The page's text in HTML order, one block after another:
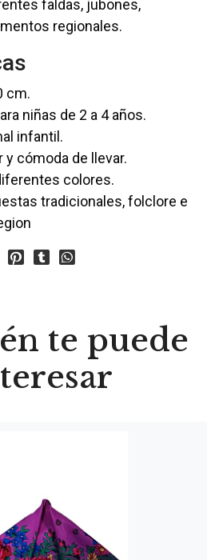
faldas, jubones,
regionales.
cm.
niñas de 2 a 4 años.
infantil.
y cómoda de llevar.
colores.
tradicionales, folclore e
te puede